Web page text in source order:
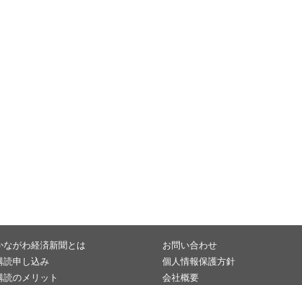
ながわ経済新聞とは
読申し込み
読のメリット
お問い合わせ
個人情報保護方針
会社概要